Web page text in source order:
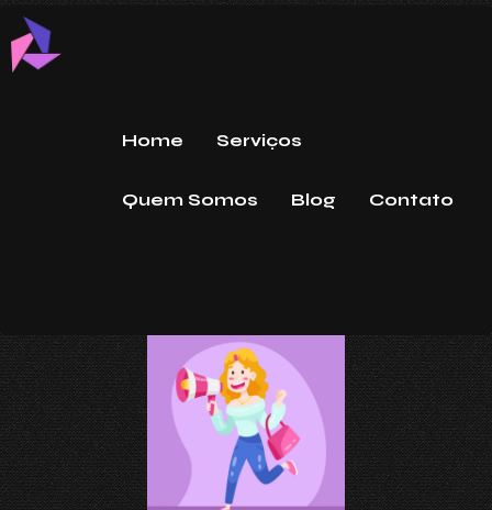
Home Serviços
Quem Somos Blog Contato